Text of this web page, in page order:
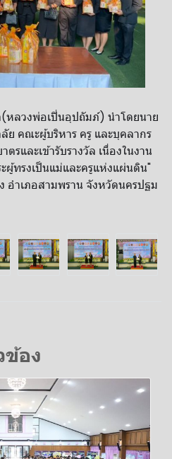
หลวงพ่อเปิ่นอุปถัมภ์) นำโดยนาย
ย คณะผู้บริหาร ครู และบุคลากร
รและเข้ารับรางวัล เนื่องในงาน
ผู้ทรงเป็นแม่และครูแห่งแผ่นดิน"
อำเภอสามพราน จังหวัดนครปฐม
ข้อง